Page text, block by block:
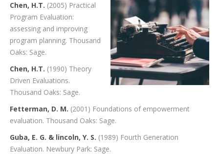
Chen, H.T. (2005) Practical
Program Evaluation:
assessing and improving
program planning. Thousand
Oaks: Sage.
Chen, H.T. (1990) Theory
Driven Evaluations.
Thousand Oaks: Sage.
Fetterman, D. M. (2001) Foundations of empowerment
evaluation. Thousand Oaks: Sage.
Guba, E. G. & lincoln, Y. S. (1989) Fourth Generation
Evaluation. Newbury Park: Sage.